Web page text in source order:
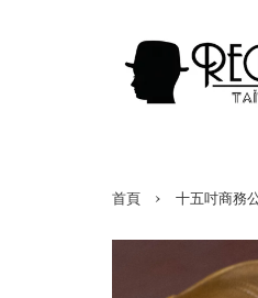
首頁 › 十五吋商務